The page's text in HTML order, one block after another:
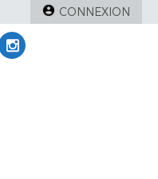
CONNEXION